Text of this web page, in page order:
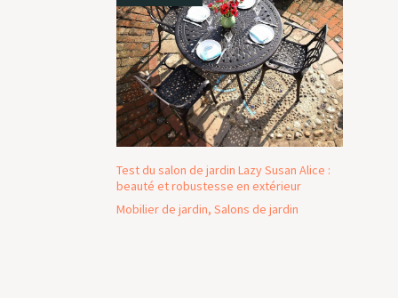
Test du salon de jardin Lazy Susan Alice :
beauté et robustesse en extérieur
Mobilier de jardin, Salons de jardin